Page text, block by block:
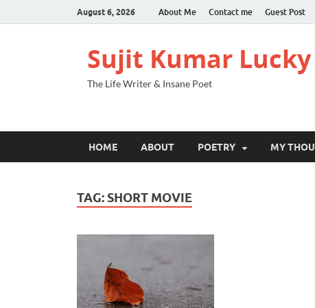
August 6, 2026 About Me Contact me Guest Post
Sujit Kumar Lucky
The Life Writer & Insane Poet
HOME ABOUT POETRY MY
TAG: SHORT MOVIE